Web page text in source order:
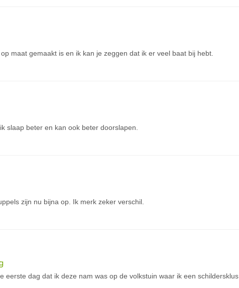
maat gemaakt is en ik kan je zeggen dat ik er veel baat bij hebt.
slaap beter en kan ook beter doorslapen.
zijn nu bijna op. Ik merk zeker verschil.
eerste dag dat ik deze nam was op de volkstuin waar ik een schildersklus